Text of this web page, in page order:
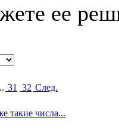
ее
31 32 Cлед.
такие числа...